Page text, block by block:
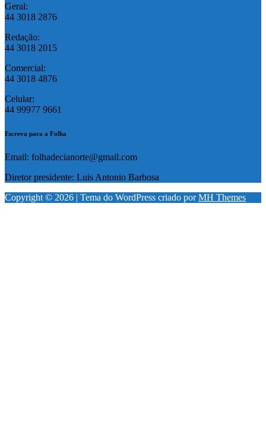
Geral:
44 3018 2876
Redação:
44 3018 2015
Comercial:
44 3018 4876
Celular:
44 99977 9661
Escreva para a Folha
Email: folhadecianorte@gmail.com
Diretor presidente: Luis Antonio Barbosa
Copyright © 2026 | Tema do WordPress criado porMH Themes